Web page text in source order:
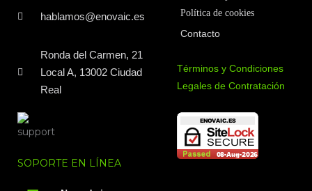
hablamos@enovaic.es
Ronda del Carmen, 21
Local A, 13002 Ciudad
Real
SOPORTE EN LÍNEA
Política de cookies
Contacto
Términos y Condiciones
Legales de Contratación